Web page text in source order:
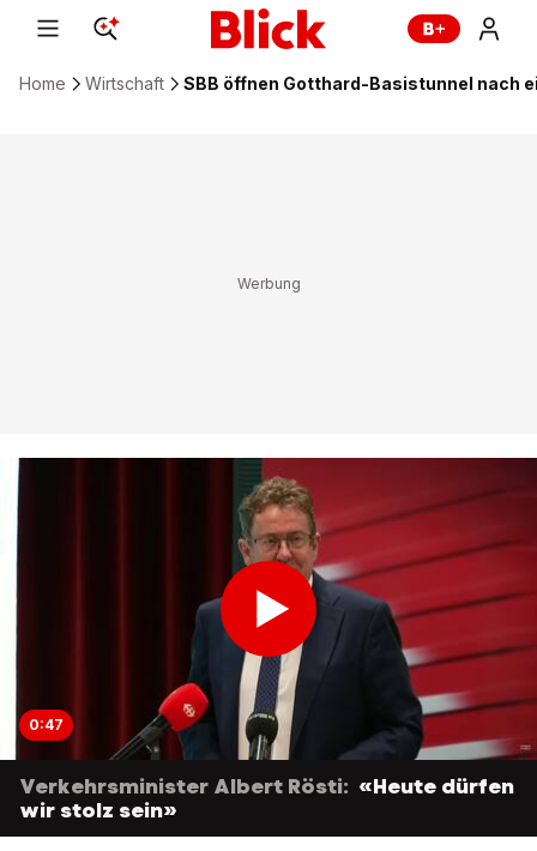
Home Wirtschaft SBB öffnen Gotthard-Basistunnel nach
0:47
Verkehrsminister Albert Rösti: «Heute dürfen
wir stolz sein»